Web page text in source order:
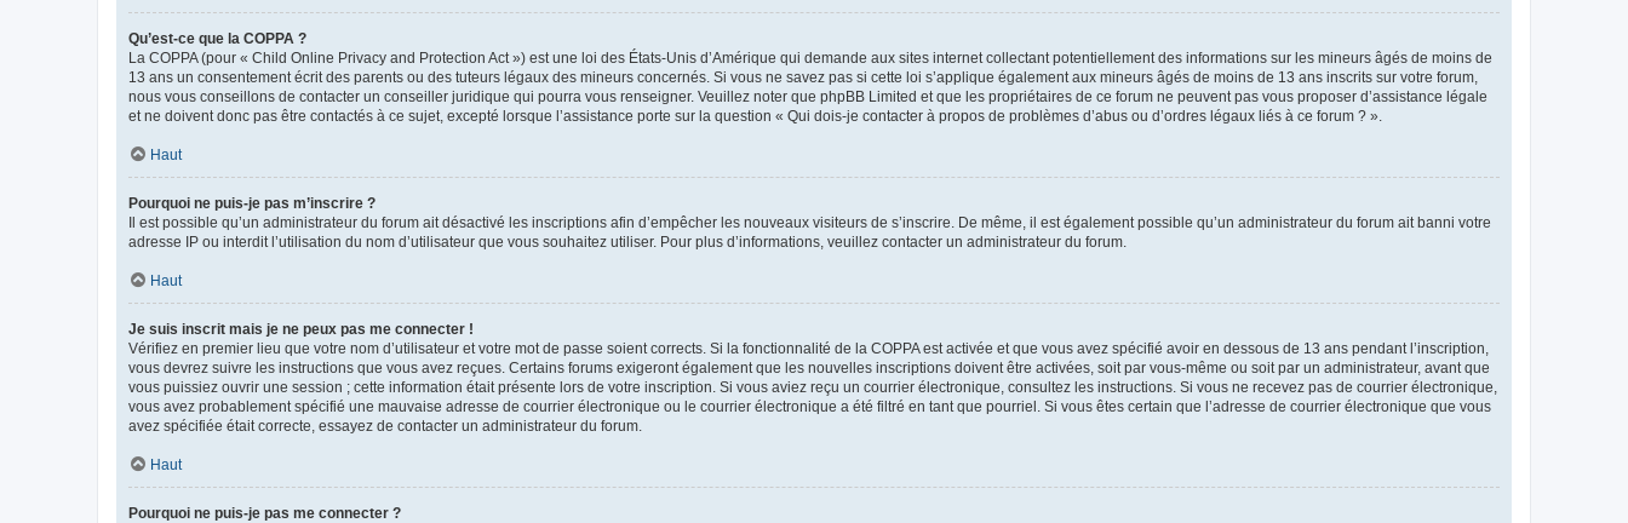
Qu’est-ce que la COPPA ?
La COPPA (pour « Child Online Privacy and Protection Act ») est une loi des États-Unis d’Amérique qui demande aux sites internet collectant potentiellement des informations sur les mineurs âgés de moins de
13 ans un consentement écrit des parents ou des tuteurs légaux des mineurs concernés. Si vous ne savez pas si cette loi s’applique également aux mineurs âgés de moins de 13 ans inscrits sur votre forum,
nous vous conseillons de contacter un conseiller juridique qui pourra vous renseigner. Veuillez noter que phpBB Limited et que les propriétaires de ce forum ne peuvent pas vous proposer d’assistance légale
et ne doivent donc pas être contactés à ce sujet, excepté lorsque l’assistance porte sur la question « Qui dois-je contacter à propos de problèmes d’abus ou d’ordres légaux liés à ce forum ? ».
Haut
Pourquoi ne puis-je pas m’inscrire ?
Il est possible qu’un administrateur du forum ait désactivé les inscriptions afin d’empêcher les nouveaux visiteurs de s’inscrire. De même, il est également possible qu’un administrateur du forum ait banni votre
adresse IP ou interdit l’utilisation du nom d’utilisateur que vous souhaitez utiliser. Pour plus d’informations, veuillez contacter un administrateur du forum.
Haut
Je suis inscrit mais je ne peux pas me connecter !
Vérifiez en premier lieu que votre nom d’utilisateur et votre mot de passe soient corrects. Si la fonctionnalité de la COPPA est activée et que vous avez spécifié avoir en dessous de 13 ans pendant l’inscription,
vous devrez suivre les instructions que vous avez reçues. Certains forums exigeront également que les nouvelles inscriptions doivent être activées, soit par vous-même ou soit par un administrateur, avant que
vous puissiez ouvrir une session ; cette information était présente lors de votre inscription. Si vous aviez reçu un courrier électronique, consultez les instructions. Si vous ne recevez pas de courrier électronique,
vous avez probablement spécifié une mauvaise adresse de courrier électronique ou le courrier électronique a été filtré en tant que pourriel. Si vous êtes certain que l’adresse de courrier électronique que vous
avez spécifiée était correcte, essayez de contacter un administrateur du forum.
Haut
Pourquoi ne puis-je pas me connecter ?